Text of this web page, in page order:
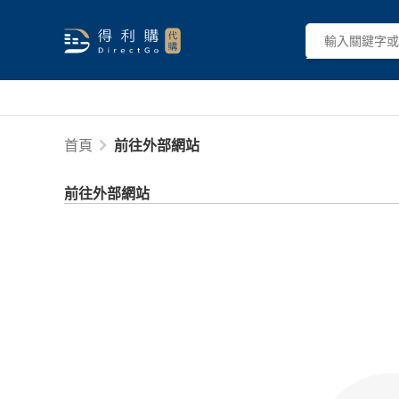
首頁 前往外部網站
前往外部網站